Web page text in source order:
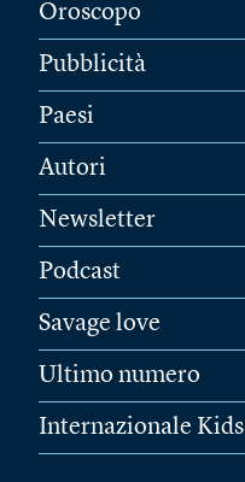
Oroscopo
Pubblicità
Paesi
Autori
Newsletter
Podcast
Savage love
Ultimo numero
Internazionale Kids